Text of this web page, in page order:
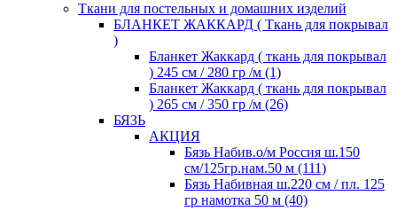
Ткани для постельных и домашних изделий
БЛАНКЕТ ЖАККАРД ( Ткань для покрывал
)
Бланкет Жаккард ( ткань для покрывал
) 245 см / 280 гр /м (1)
Бланкет Жаккард ( ткань для покрывал
) 265 см / 350 гр /м (26)
БЯЗЬ
АКЦИЯ
Бязь Набив.о/м Россия ш.150
см/125гр.нам.50 м (111)
Бязь Набивная ш.220 см / пл. 125
гр намотка 50 м (40)